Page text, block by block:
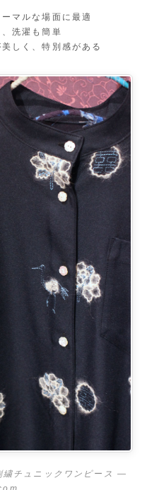
マルな場面に最適
洗濯も簡単
しく、特別感がある
チュニックワンピース —